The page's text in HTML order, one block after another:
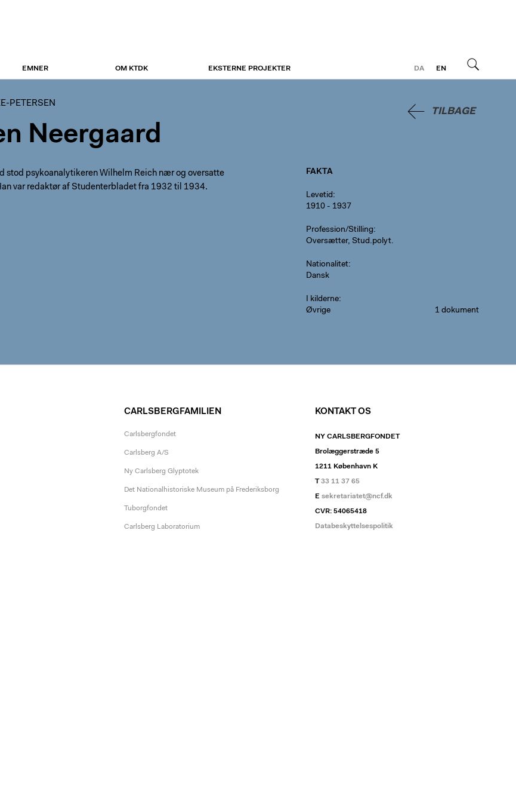
DA
EN
EMNER OM KTDK EKSTERNE PROJEKTER
TILBAGE
PETERSEN
Neergaard
stod psykoanalytikeren Wilhelm Reich nær og oversatte
var redaktør af Studenterbladet fra 1932 til 1934.
FAKTA
Levetid
1910 - 1937
Profession/Stilling
Oversætter, Stud.polyt.
Nationalitet
Dansk
I kilderne
Øvrige
1 dokument
CARLSBERGFAMILIEN
Carlsbergfondet
Carlsberg A/S
Ny Carlsberg Glyptotek
Det Nationalhistoriske Museum på Frederiksborg
Tuborgfondet
Carlsberg Laboratorium
KONTAKT OS
NY CARLSBERGFONDET
Brolæggerstræde 5
1211 København K
T33 11 37 65
E sekretariatet@ncf.dk
CVR: 54065418
Databeskyttelsespolitik